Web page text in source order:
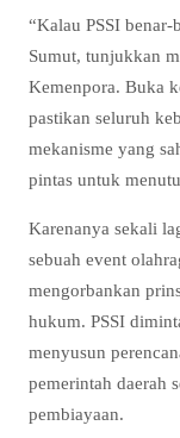
“Kalau PSSI
Sumut, tunjukkan
Kemenpora. Buka
pastikan seluruh
mekanisme yang
pintas untuk
Karenanya sekali
sebuah event
mengorbankan
hukum. PSSI
menyusun
pemerintah daerah
pembiayaan.